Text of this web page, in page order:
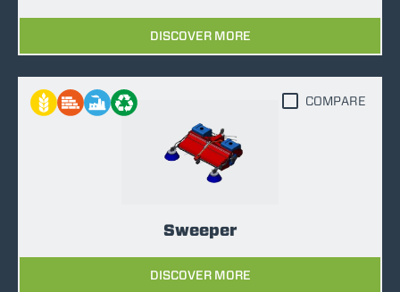
DISCOVER MORE
Sweeper
DISCOVER MORE
COMPARE